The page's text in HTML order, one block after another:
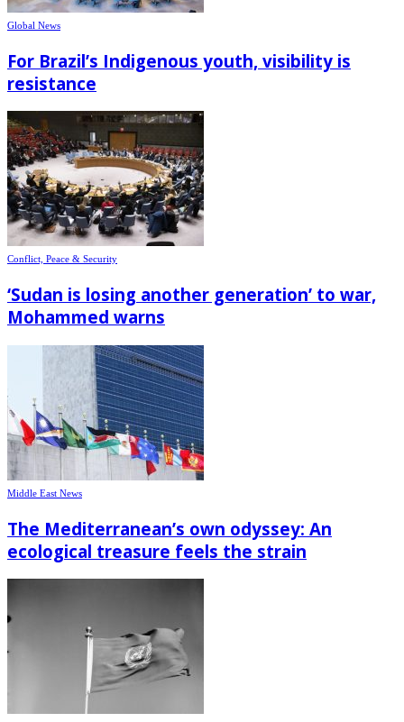
Global News
For Brazil’s Indigenous youth, visibility is
resistance
Conflict, Peace & Security
‘Sudan is losing another generation’ to war,
Mohammed warns
Middle East News
The Mediterranean’s own odyssey: An
ecological treasure feels the strain